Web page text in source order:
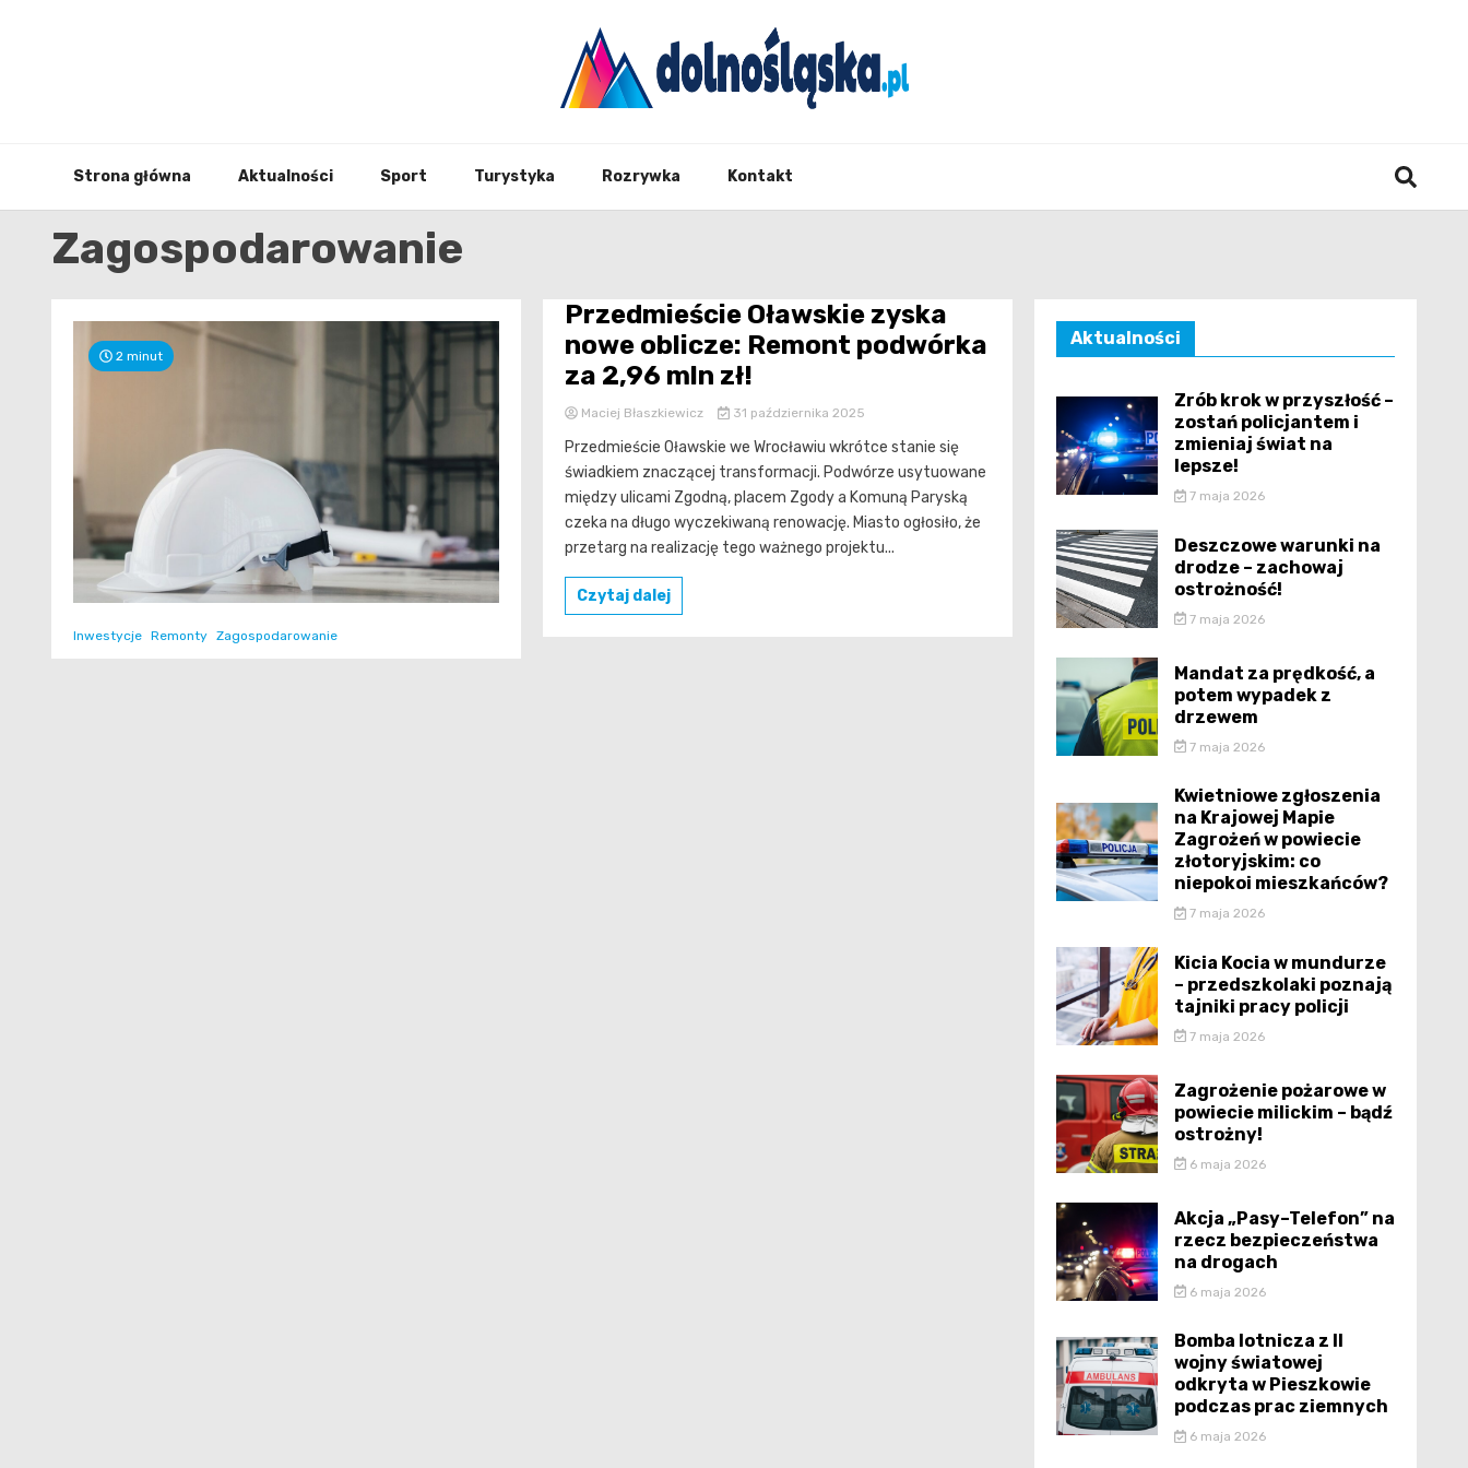
Strona główna Aktualności Sport Turystyka Rozrywka Kontakt
Zagospodarowanie
2 minut
Inwestycje Remonty Zagospodarowanie
Przedmieście Oławskie zyska
nowe oblicze: Remont podwórka
za 2,96 mln zł!
Maciej Błaszkiewicz 31 października 2025
Przedmieście Oławskie we Wrocławiu wkrótce stanie się
świadkiem znaczącej transformacji. Podwórze usytuowane
między ulicami Zgodną, placem Zgody a Komuną Paryską
czeka na długo wyczekiwaną renowację. Miasto ogłosiło, że
przetarg na realizację tego ważnego projektu...
Czytaj dalej
Aktualności
Zrób krok w przyszłość –
zostań policjantem i
zmieniaj świat na
lepsze!
7 maja 2026
Deszczowe warunki na
drodze – zachowaj
ostrożność!
7 maja 2026
Mandat za prędkość, a
potem wypadek z
drzewem
7 maja 2026
Kwietniowe zgłoszenia
na Krajowej Mapie
Zagrożeń w powiecie
złotoryjskim: co
niepokoi mieszkańców?
7 maja 2026
Kicia Kocia w mundurze
– przedszkolaki poznają
tajniki pracy policji
7 maja 2026
Zagrożenie pożarowe w
powiecie milickim – bądź
ostrożny!
6 maja 2026
Akcja „Pasy–Telefon” na
rzecz bezpieczeństwa
na drogach
6 maja 2026
Bomba lotnicza z II
wojny światowej
odkryta w Pieszkowie
podczas prac ziemnych
6 maja 2026